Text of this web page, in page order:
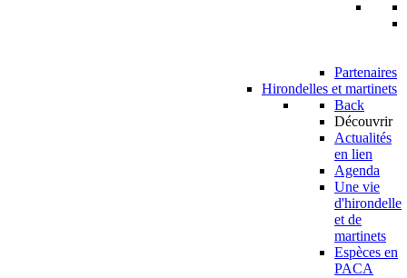
Partenaires
Hirondelles et martinets
Back
Découvrir
Actualités
en lien
Agenda
Une vie
d'hirondelle
et de
martinets
Espèces en
PACA